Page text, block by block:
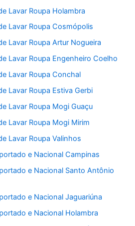
Lavar Roupa Holambra
Lavar Roupa Cosmópolis
Lavar Roupa Artur Nogueira
Lavar Roupa Engenheiro Coelho
Lavar Roupa Conchal
Lavar Roupa Estiva Gerbi
Lavar Roupa Mogi Guaçu
Lavar Roupa Mogi Mirim
Lavar Roupa Valinhos
e Nacional Campinas
e Nacional Santo Antônio
e Nacional Jaguariúna
e Nacional Holambra